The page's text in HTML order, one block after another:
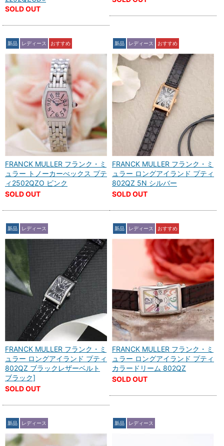
SOLD OUT
新品 レディース おすすめ
FRANCK MULLER フランク・ミ
ュラー トノーカーべックス プテ
ィ2502QZO ピンク
SOLD OUT
新品 レディース おすすめ
FRANCK MULLER フランク・ミ
ュラー ロングアイランド プティ
802QZ 5N シルバー
SOLD OUT
新品 レディース
FRANCK MULLER フランク・ミ
ュラー ロングアイランド プティ
802QZ ブラックレザーベルト
ブラック]
SOLD OUT
新品 レディース おすすめ
FRANCK MULLER フランク・ミ
ュラー ロングアイランド プティ
カラードリーム 802QZ
SOLD OUT
新品 レディース 新品 レディース